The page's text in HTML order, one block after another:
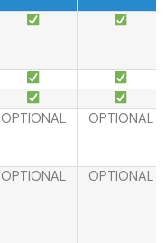
OPTIONAL OPTIONAL
OPTIONAL OPTIONAL